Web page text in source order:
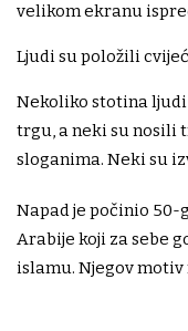
velikom ekranu
Ljudi su položili
Nekoliko stotina
trgu, a neki su nosili
sloganima. Neki su
Napad je počinio 50-
Arabije koji za sebe
islamu. Njegov motiv